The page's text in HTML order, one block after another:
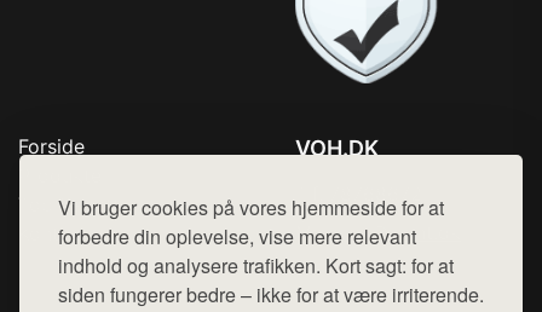
Vi bruger cookies på vores hjemmeside for at
forbedre din oplevelse, vise mere relevant
indhold og analysere trafikken. Kort sagt: for at
siden fungerer bedre – ikke for at være irriterende.
Forside
Top Rabatter
Kontakt
VOH.DK
Mail: hej@want.dk
Cookie- og privatlivspolitik